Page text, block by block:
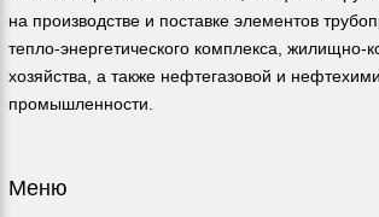
на производстве и поставке элементов
тепло-энергетического комплекса, жилищно-
хозяйства, а также нефтегазовой и
промышленности.
Меню